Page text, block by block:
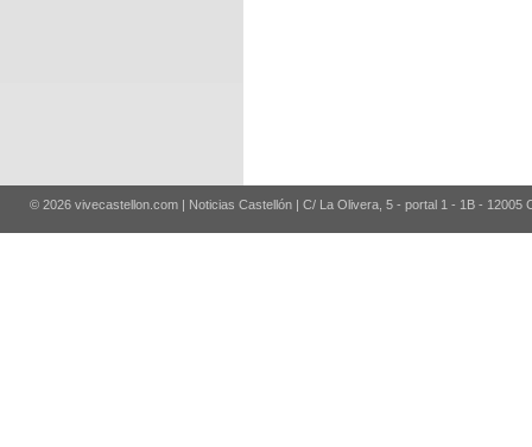
© 2026 vivecastellon.com | Noticias Castellón | C/ La Olivera, 5 - portal 1 - 1B - 12005